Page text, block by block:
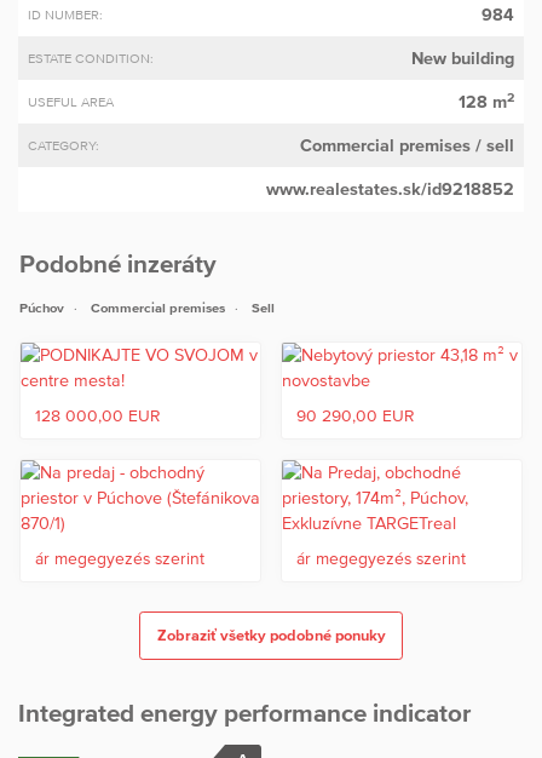
ID NUMBER: 984
ESTATE CONDITION: New building
USEFUL AREA 128 m2
CATEGORY: Commercial premises / sell
www.realestates.sk/id9218852
Podobné inzeráty
Púchov Commercial premises Sell
128 000,00 EUR 90 290,00 EUR
ár megegyezés szerint ár megegyezés szerint
Zobraziť všetky podobné ponuky
Integrated energy performance indicator